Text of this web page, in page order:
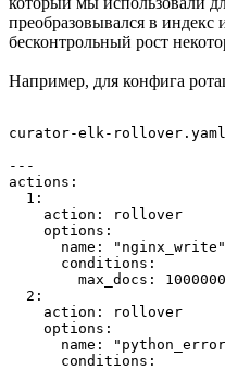
преобразовывался в
бесконтрольный рост
Например, для конфига
сurator-elk-rollover.yaml
---
actions:
1:
action: rollover
options:
name: "nginx_write"
conditions:
max_docs:
2:
action: rollover
options:
name:
conditions: